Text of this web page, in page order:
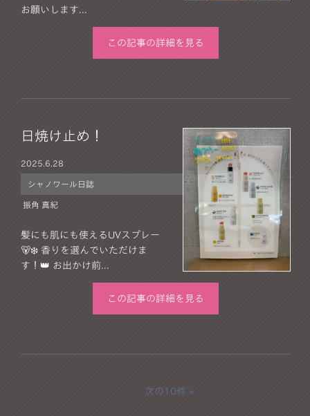
お願いします...
この記事の詳細を見る
日焼け止め！
2025. 6.28
シャノワール日誌
振角 真紀
髪にも肌にも使えるUVスプレー
🐻‍❄️ 香りを選んでいただけま
す！👑 お出かけ前...
この記事の詳細を見る
次の10件